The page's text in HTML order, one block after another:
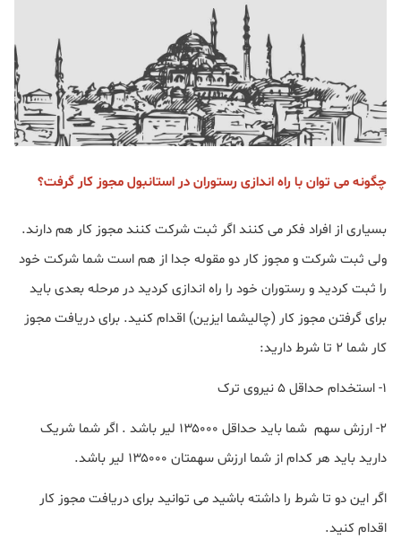
چگونه می توان با راه اندازی رستوران در استانبول مجوز کار گرفت؟
بسیاری از افراد فکر می کنند اگر ثبت شرکت کنند مجوز کار هم دارند.
ولی ثبت شرکت و مجوز کار دو مقوله جدا از هم است شما شرکت خود
را ثبت کردید و رستوران خود را راه اندازی کردید در مرحله بعدی باید
برای گرفتن مجوز کار (چالیشما ایزین) اقدام کنید. برای دریافت مجوز
کار شما ۲ تا شرط دارید:
۱- استخدام حداقل ۵ نیروی ترک
۲- ارزش سهم شما باید حداقل ۱۳۵۰۰۰ لیر باشد . اگر شما شریک
دارید باید هر کدام از شما ارزش سهمتان ۱۳۵۰۰۰ لیر باشد.
اگر این دو تا شرط را داشته باشید می توانید برای دریافت مجوز کار
اقدام کنید.